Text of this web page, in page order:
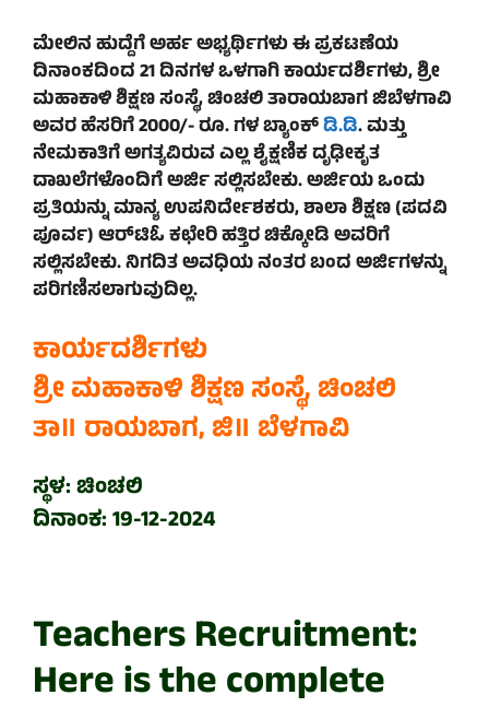
ಮೇಲಿನ ಹುದ್ದೆಗೆ ಅರ್ಹ ಅಭ್ಯರ್ಥಿಗಳು ಈ ಪ್ರಕಟಣೆಯ
ದಿನಾಂಕದಿಂದ 21 ದಿನಗಳ ಒಳಗಾಗಿ ಕಾರ್ಯದರ್ಶಿಗಳು, ಶ್ರೀ
ಮಹಾಕಾಳಿ ಶಿಕ್ಷಣ ಸಂಸ್ಥೆ, ಚಿಂಚಲಿ ತಾರಾಯಬಾಗ ಜಿಬೆಳಗಾವಿ
ಅವರ ಹೆಸರಿಗೆ 2000/- ರೂ. ಗಳ ಬ್ಯಾಂಕ್ಡಿ.ಡಿ. ಮತ್ತು
ನೇಮಕಾತಿಗೆ ಅಗತ್ಯವಿರುವ ಎಲ್ಲ ಶೈಕ್ಷಣಿಕ ದೃಢೀಕೃತ
ದಾಖಲೆಗಳೊಂದಿಗೆ ಅರ್ಜಿ ಸಲ್ಲಿಸಬೇಕು. ಅರ್ಜಿಯ ಒಂದು
ಪ್ರತಿಯನ್ನು ಮಾನ್ಯ ಉಪನಿರ್ದೇಶಕರು, ಶಾಲಾ ಶಿಕ್ಷಣ (ಪದವಿ
ಪೂರ್ವ) ಆರ್‌ಟಿಓ ಕಛೇರಿ ಹತ್ತಿರ ಚಿಕ್ಕೋಡಿ ಅವರಿಗೆ
ಸಲ್ಲಿಸಬೇಕು. ನಿಗದಿತ ಅವಧಿಯ ನಂತರ ಬಂದ ಅರ್ಜಿಗಳನ್ನು
ಪರಿಗಣಿಸಲಾಗುವುದಿಲ್ಲ.
ಕಾರ್ಯದರ್ಶಿಗಳು
ಶ್ರೀ ಮಹಾಕಾಳಿ ಶಿಕ್ಷಣ ಸಂಸ್ಥೆ, ಚಿಂಚಲಿ
ತಾ॥ ರಾಯಬಾಗ, ಜಿ॥ ಬೆಳಗಾವಿ
ಸ್ಥಳ: ಚಿಂಚಲಿ
ದಿನಾಂಕ:19-12-2024
Teachers Recruitment:
Here is the complete